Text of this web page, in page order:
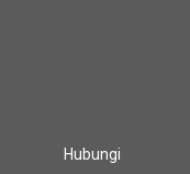
Hubungi